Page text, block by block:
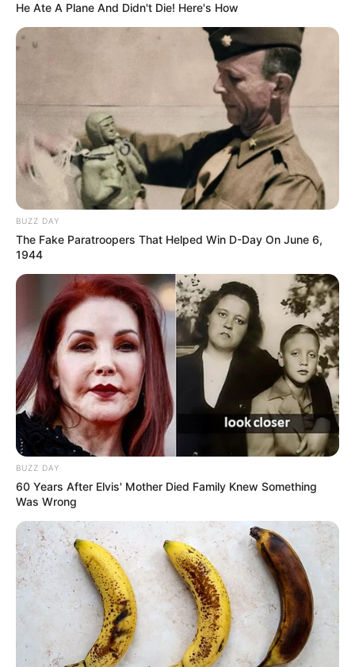
He Ate A Plane And Didn't Die! Here's How
BUZZ DAY
The Fake Paratroopers That Helped Win D-Day On June 6,
1944
BUZZ DAY
60 Years After Elvis' Mother Died Family Knew Something
Was Wrong